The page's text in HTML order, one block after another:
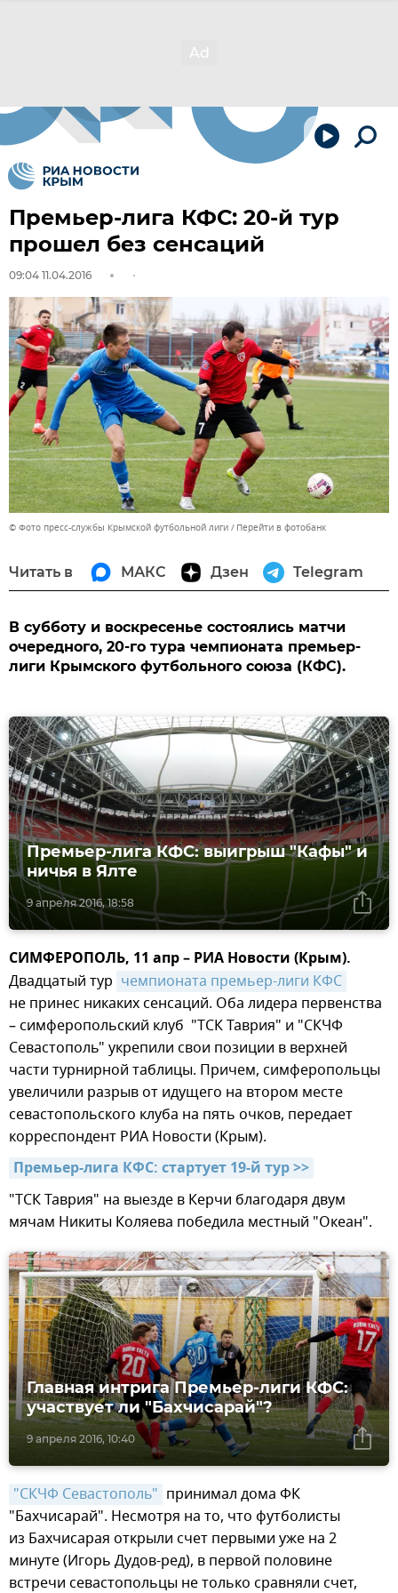
Премьер-лига КФС: 20-й тур
прошел без сенсаций
09:04 11.04.2016
© Фото пресс-службы Крымской футбольной лиги Перейти в фотобанк
Читать в МАКС Дзен Telegram
В субботу и воскресенье состоялись матчи
очередного, 20-го тура чемпионата премьер-
лиги Крымского футбольного союза (КФС).
9 апреля 2016, 18:58
Премьер-лига КФС: выигрыш "Кафы" и
ничья в Ялте
СИМФЕРОПОЛЬ, 11 апр – РИА Новости (Крым).
Двадцатый тур чемпионата премьер-лиги КФС
не принес никаких сенсаций. Оба лидера первенства
– симферопольский клуб "ТСК Таврия" и "СКЧФ
Севастополь" укрепили свои позиции в верхней
части турнирной таблицы. Причем, симферопольцы
увеличили разрыв от идущего на втором месте
севастопольского клуба на пять очков, передает
корреспондент РИА Новости (Крым).
Премьер-лига КФС: стартует 19-й тур >>
"ТСК Таврия" на выезде в Керчи благодаря двум
мячам Никиты Коляева победила местный "Океан".
9 апреля 2016, 10:40
Главная интрига Премьер-лиги КФС:
участвует ли "Бахчисарай"?
"СКЧФ Севастополь" принимал дома ФК
"Бахчисарай". Несмотря на то, что футболисты
из Бахчисарая открыли счет первыми уже на 2
минуте (Игорь Дудов-ред), в первой половине
встречи севастопольцы не только сравняли счет,